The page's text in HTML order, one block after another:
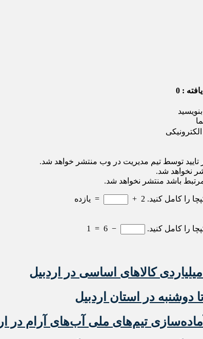
: 0
توسط تیم مدیریت در وب منتشر خواهد شد.
نخواهد شد.
باشد منتشر نخواهد شد.
را کامل کنید. 2
+
= یازده
را کامل کنید. −
6
=
1
دوشنبه در استان اردبیل
تیم‌های ملی آب‌های آرام در